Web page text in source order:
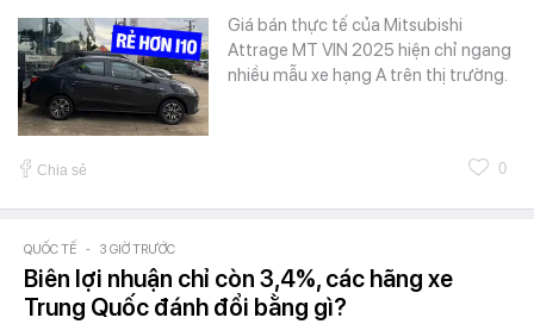
Giá bán thực tế của Mitsubishi
Attrage MT VIN 2025 hiện chỉ ngang
nhiều mẫu xe hạng A trên thị trường.
Chia sẻ 0
QUỐC TẾ - 3 GIỜ TRƯỚC
Biên lợi nhuận chỉ còn 3,4%, các hãng xe
Trung Quốc đánh đổi bằng gì?